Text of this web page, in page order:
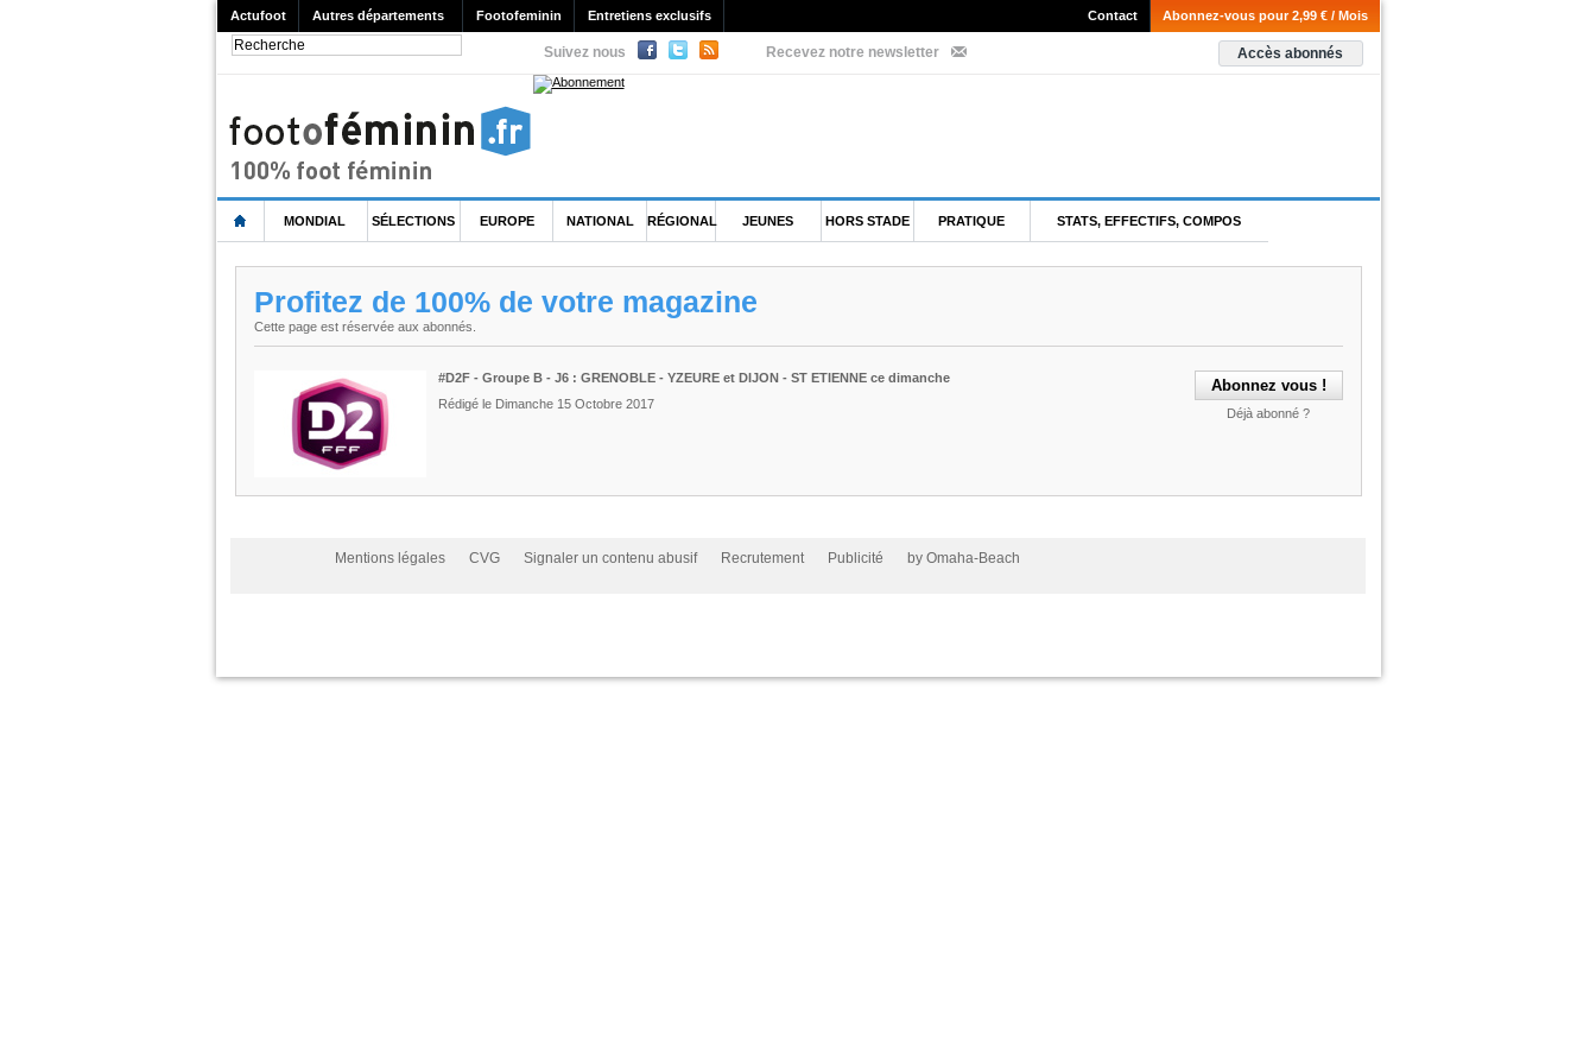
Actufoot Autres départements Footofeminin Entretiens exclusifs Abonnez-vous pour 2,99 € / Mois
Contact
Suivez nous Recevez notre newsletter Accès abonnés
MONDIAL SÉLECTIONS EUROPE NATIONAL RÉGIONAL JEUNES HORS STADE PRATIQUE STATS, EFFECTIFS, COMPOS
Profitez de 100% de votre magazine
Cette page est réservée aux abonnés.
Déjà abonné ?
#D2F - Groupe B - J6 : GRENOBLE - YZEURE et DIJON - ST ETIENNE ce dimanche
Rédigé le Dimanche 15 Octobre 2017
Mentions légales CVG Signaler un contenu abusif Recrutement Publicité by Omaha-Beach